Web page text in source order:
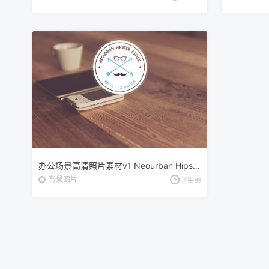
办公场景高清照片素材v1 Neourban Hipster Office Vol. 1 (12x)
背景图片 7年前